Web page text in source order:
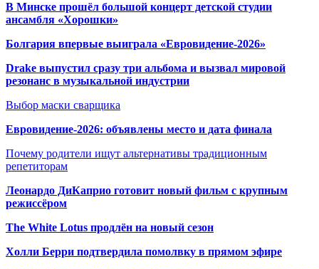
В Минске прошёл большой концерт детской студии
ансамбля «Хорошки»
Болгария впервые выиграла «Евровидение-2026»
Drake выпустил сразу три альбома и вызвал мировой
резонанс в музыкальной индустрии
Выбор маски сварщика
Евровидение-2026: объявлены место и дата финала
Почему родители ищут альтернативы традиционным
репетиторам
Леонардо ДиКаприо готовит новый фильм с крупным
режиссёром
The White Lotus продлён на новый сезон
Холли Берри подтвердила помолвку в прямом эфире